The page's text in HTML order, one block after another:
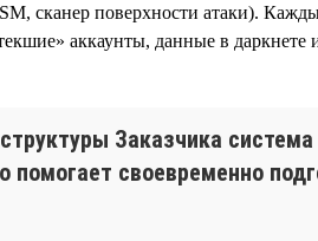
сканер поверхности атаки).
аккаунты, данные в
Заказчика
своевременно